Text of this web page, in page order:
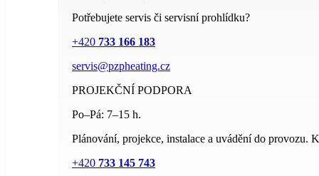
Potřebujete servis či servisní prohlídku?
+420 733 166 183
servis@pzpheating.cz
PROJEKČNÍ PODPORA
Po–Pá: 7–15 h.
Plánování, projekce, instalace a uvádění do provozu.
+420 733 145 743